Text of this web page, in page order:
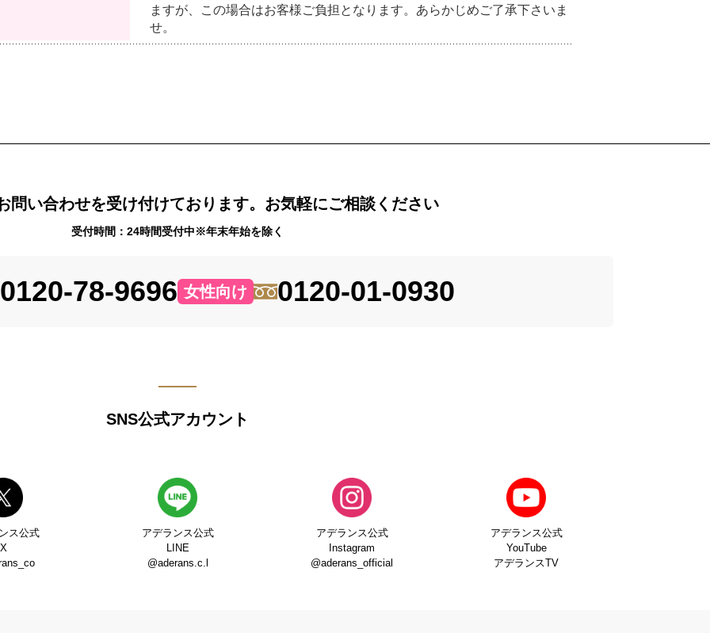
ますが、この場合はお客様ご負担となります。あらかじめご了承下さいま
せ。
問い合わせを受け付けております。お気軽にご相談ください
受付時間：24時間受付中※年末年始を除く
0120-78-9696 女性向け 0120-01-0930
SNS公式アカウント
ス公式
X
アデランス公式
LINE
@aderans.c.l
アデランス公式
Instagram
@aderans_official
アデランス公式
YouTube
アデランスTV